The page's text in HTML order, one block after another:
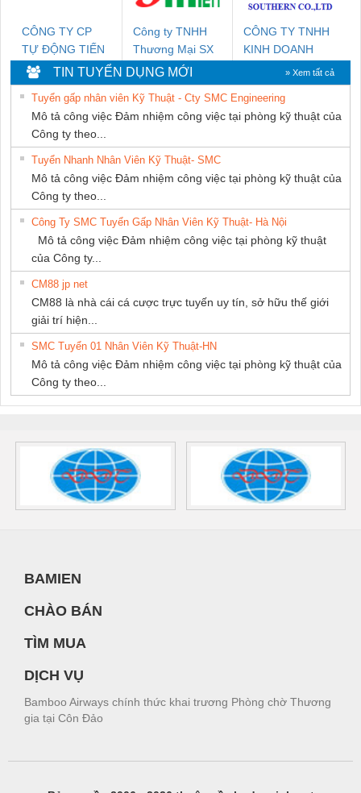
CÔNG TY CP
TỰ ĐỘNG TIẾN
HƯNG
Công ty TNHH
Thương Mại SX
Ba Miền
CÔNG TY TNHH
KINH DOANH
DỊCH VỤ XNK
PHƯƠNG NAM
TIN TUYỂN DỤNG MỚI » Xem tất cả
Tuyển gấp nhân viên Kỹ Thuật - Cty SMC Engineering
Mô tả công việc Đảm nhiệm công việc tại phòng kỹ thuật của
Công ty theo...
Tuyển Nhanh Nhân Viên Kỹ Thuật- SMC
Mô tả công việc Đảm nhiệm công việc tại phòng kỹ thuật của
Công ty theo...
Công Ty SMC Tuyển Gấp Nhân Viên Kỹ Thuật- Hà Nội
Mô tả công việc Đảm nhiệm công việc tại phòng kỹ thuật
của Công ty...
CM88 jp net
CM88 là nhà cái cá cược trực tuyến uy tín, sở hữu thế giới
giải trí hiện...
SMC Tuyển 01 Nhân Viên Kỹ Thuật-HN
Mô tả công việc Đảm nhiệm công việc tại phòng kỹ thuật của
Công ty theo...
BAMIEN
CHÀO BÁN
TÌM MUA
DỊCH VỤ
Bamboo Airways chính thức khai trương Phòng chờ Thương
gia tại Côn Đảo